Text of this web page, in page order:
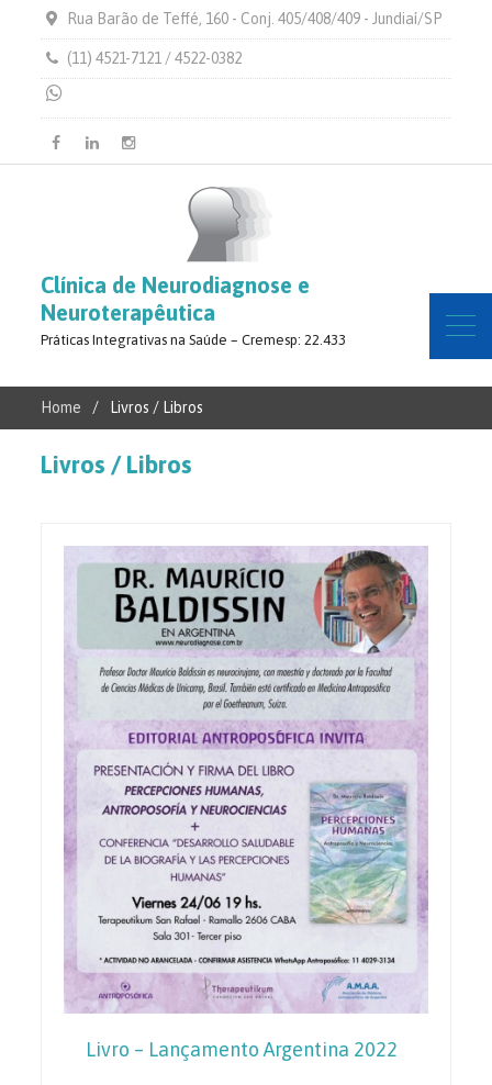
Rua Barão de Teffé, 160 - Conj. 405/408/409 - Jundiaí/SP
(11) 4521-7121 / 4522-0382
Facebook
LinkedinInstagram
Clínica de Neurodiagnose e
Neuroterapêutica
Práticas Integrativas na Saúde – Cremesp: 22.433
Home Livros / Libros
Livros / Libros
Livro – Lançamento Argentina 2022